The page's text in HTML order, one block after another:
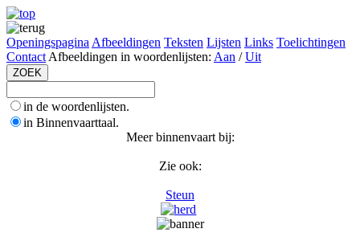
Openingspagina Afbeeldingen Teksten Lijsten Links Toelichtingen
Contact Afbeeldingen in woordenlijsten: Aan /Uit
in de woordenlijsten.
in Binnenvaarttaal.
Meer binnenvaart bij:
Zie ook:
Steun